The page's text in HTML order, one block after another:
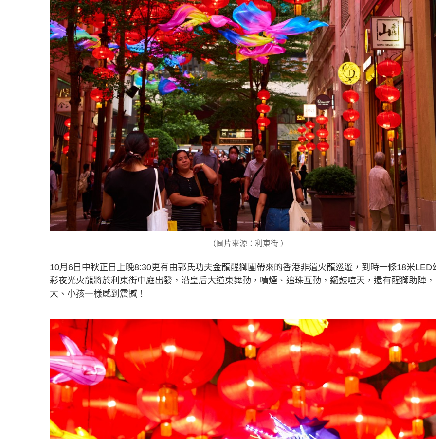
（圖片來源：利東街 ）
10月6日中秋正日上晚8:30更有由郭氏功夫金龍醒獅團帶來的香港非遺火龍巡遊，到時一條18米LED
彩夜光火龍將於利東街中庭出發，沿皇后大道東舞動，噴煙、追珠互動，鑼鼓喧天，還有醒獅助陣，
大、小孩一樣感到震撼！